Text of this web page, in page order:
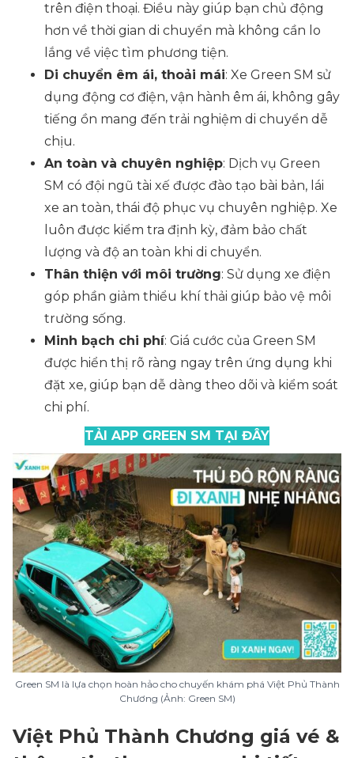
trên điện thoại. Điều này giúp bạn chủ động
hơn về thời gian di chuyển mà không cần lo
lắng về việc tìm phương tiện.
Di chuyển êm ái, thoải mái: Xe Green SM sử
dụng động cơ điện, vận hành êm ái, không gây
tiếng ồn mang đến trải nghiệm di chuyển dễ
chịu.
An toàn và chuyên nghiệp: Dịch vụ Green
SM có đội ngũ tài xế được đào tạo bài bản, lái
xe an toàn, thái độ phục vụ chuyên nghiệp. Xe
luôn được kiểm tra định kỳ, đảm bảo chất
lượng và độ an toàn khi di chuyển.
Thân thiện với môi trường: Sử dụng xe điện
góp phần giảm thiểu khí thải giúp bảo vệ môi
trường sống.
Minh bạch chi phí: Giá cước của Green SM
được hiển thị rõ ràng ngay trên ứng dụng khi
đặt xe, giúp bạn dễ dàng theo dõi và kiểm soát
chi phí.
TẢI APP GREEN SM TẠI ĐÂY
Green SM là lựa chọn hoàn hảo cho chuyến khám phá Việt Phủ Thành
Chương (Ảnh: Green SM)
Việt Phủ Thành Chương giá vé &